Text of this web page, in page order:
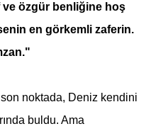
özgür benliğine hoş
en görkemli zaferin.
son noktada, Deniz kendini
buldu. Ama